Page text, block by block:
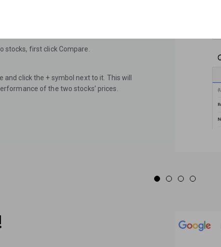
to the company of interest, click News.
first click Compare.
click the + symbol next to it. This will
of the two stocks’ prices.